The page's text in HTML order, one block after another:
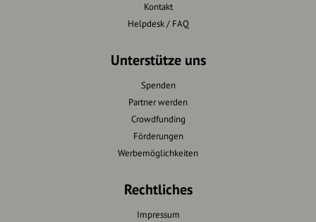
Kontakt
Helpdesk / FAQ
Unterstütze uns
Spenden
Partner werden
Crowdfunding
Förderungen
Werbemöglichkeiten
Rechtliches
Impressum